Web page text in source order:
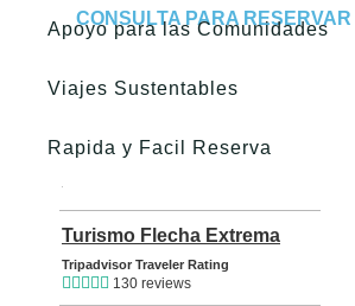
CONSULTA PARA RESERVAR
Apoyo para las Comunidades
Viajes Sustentables
Rapida y Facil Reserva
Turismo Flecha Extrema
Tripadvisor Traveler Rating
130 reviews